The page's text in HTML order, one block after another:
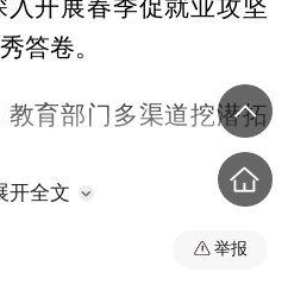
入开展春季促就业攻坚
答卷。
育部门多渠道挖潜拓
划，开展“优企引才”
开全文
举报